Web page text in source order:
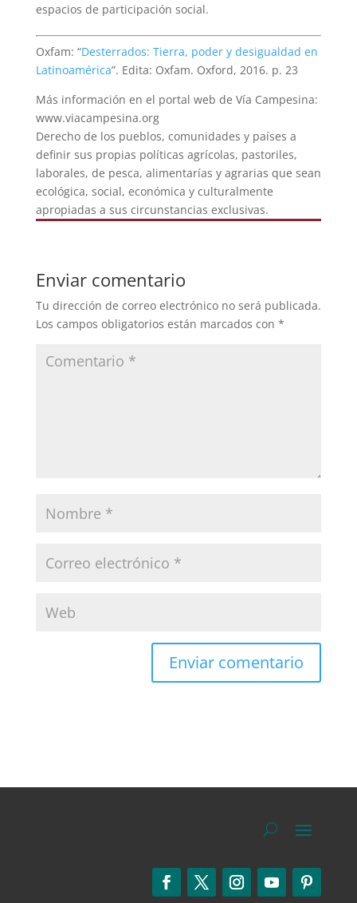
espacios de participación social.
Oxfam: “Desterrados: Tierra, poder y desigualdad en
Latinoamérica”. Edita: Oxfam. Oxford, 2016. p. 23
Más información en el portal web de Vía Campesina:
www.viacampesina.org
Derecho de los pueblos, comunidades y países a
definir sus propias políticas agrícolas, pastoriles,
laborales, de pesca, alimentarías y agrarias que sean
ecológica, social, económica y culturalmente
apropiadas a sus circunstancias exclusivas.
Enviar comentario
Tu dirección de correo electrónico no será publicada.
Los campos obligatorios están marcados con *